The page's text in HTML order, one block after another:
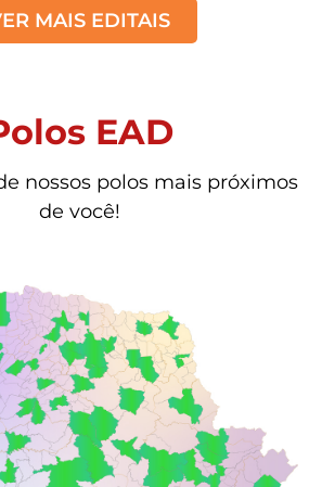
MAIS EDITAIS
EAD
nossos polos mais próximos
de você!